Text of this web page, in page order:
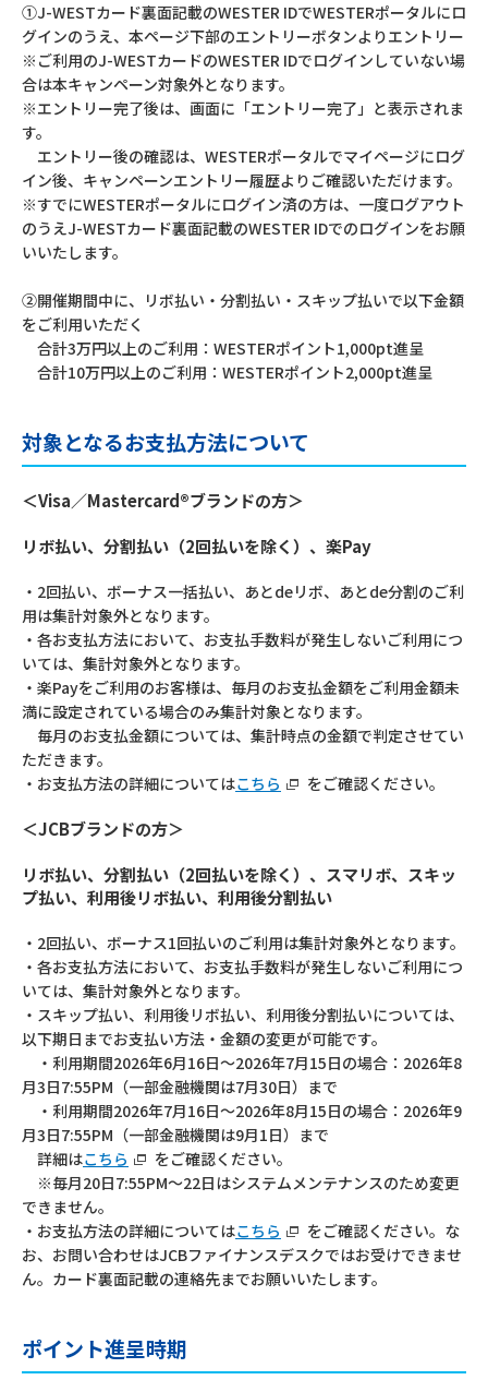
①J-WESTカード裏面記載のWESTER IDでWESTERポータルにロ
グインのうえ、本ページ下部のエントリーボタンよりエントリー
※ご利用のJ-WESTカードのWESTER IDでログインしていない場
合は本キャンペーン対象外となります。
※エントリー完了後は、画面に「エントリー完了」と表示されま
す。
エントリー後の確認は、WESTERポータルでマイページにログ
イン後、キャンペーンエントリー履歴よりご確認いただけます。
※すでにWESTERポータルにログイン済の方は、一度ログアウト
のうえJ-WESTカード裏面記載のWESTER IDでのログインをお願
いいたします。
②開催期間中に、リボ払い・分割払い・スキップ払いで以下金額
をご利用いただく
合計3万円以上のご利用：WESTERポイント1,000pt進呈
合計10万円以上のご利用：WESTERポイント2,000pt進呈
対象となるお支払方法について
＜Visa／Mastercard®ブランドの方＞
リボ払い、分割払い（2回払いを除く）、楽Pay
・2回払い、ボーナス一括払い、あとdeリボ、あとde分割のご利
用は集計対象外となります。
・各お支払方法において、お支払手数料が発生しないご利用につ
いては、集計対象外となります。
・楽Payをご利用のお客様は、毎月のお支払金額をご利用金額未
満に設定されている場合のみ集計対象となります。
毎月のお支払金額については、集計時点の金額で判定させてい
ただきます。
・お支払方法の詳細についてはこちら をご確認ください。
＜JCBブランドの方＞
リボ払い、分割払い（2回払いを除く）、スマリボ、スキッ
プ払い、利用後リボ払い、利用後分割払い
・2回払い、ボーナス1回払いのご利用は集計対象外となります。
・各お支払方法において、お支払手数料が発生しないご利用につ
いては、集計対象外となります。
・スキップ払い、利用後リボ払い、利用後分割払いについては、
以下期日までお支払い方法・金額の変更が可能です。
・利用期間2026年6月16日～2026年7月15日の場合：2026年8
月3日7:55PM（一部金融機関は7月30日）まで
・利用期間2026年7月16日～2026年8月15日の場合：2026年9
月3日7:55PM（一部金融機関は9月1日）まで
詳細はこちら
をご確認ください。
※毎月20日7:55PM～22日はシステムメンテナンスのため変更
できません。
・お支払方法の詳細についてはこちら
をご確認ください。な
お、お問い合わせはJCBファイナンスデスクではお受けできませ
ん。カード裏面記載の連絡先までお願いいたします。
ポイント進呈時期